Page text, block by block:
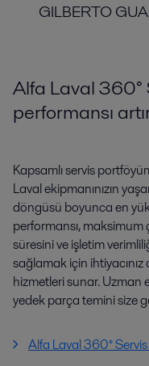
GILBERTO
Alfa Laval 360°
performansı
Kapsamlı servis
Laval ekipmanınızın
döngüsü boyunca en
performansı, maksimum
süresini ve işletim
sağlamak için
hizmetleri sunar. Uzman
yedek parça temini size
Alfa Laval 360°